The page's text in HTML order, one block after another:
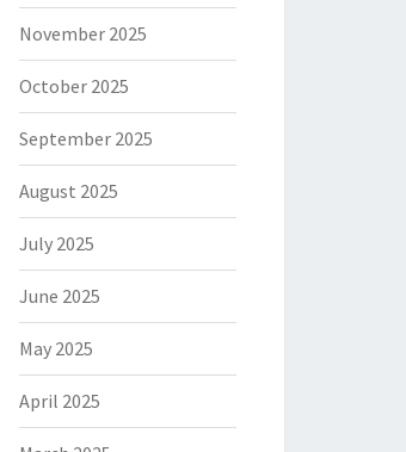
November 2025
October 2025
September 2025
August 2025
July 2025
June 2025
May 2025
April 2025